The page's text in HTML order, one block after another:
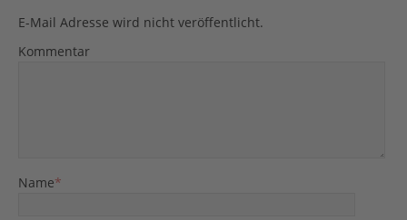
E-Mail Adresse wird nicht veröffentlicht.
Kommentar
Name*